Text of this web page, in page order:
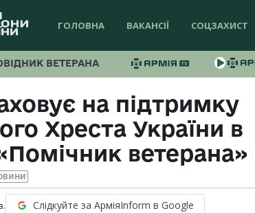
ГОЛОВНА ВАКАНСІЇ СОЦЗАХИСТ
ВЕТЕРАНА
на підтримку
Хреста України в
ветерана»
Слідкуйте за АрміяInform в Google